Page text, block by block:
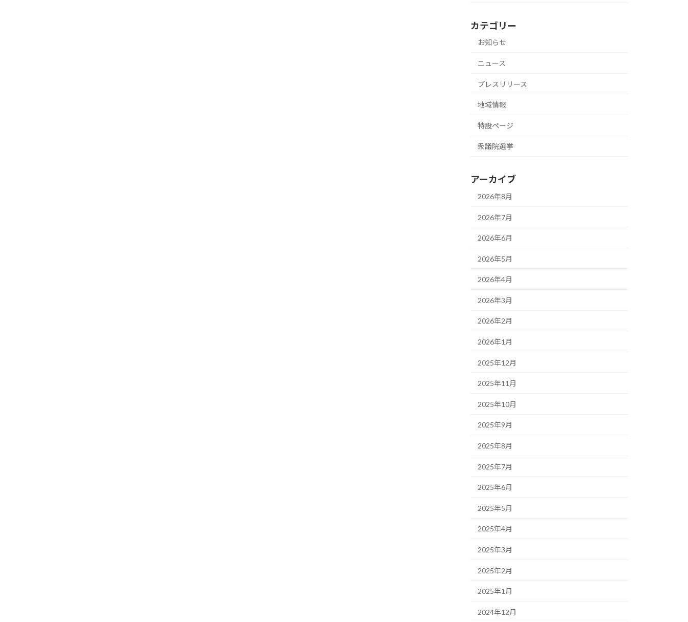
カテゴリー
お知らせ
ニュース
プレスリリース
地域情報
特設ページ
衆議院選挙
アーカイブ
2026年8月
2026年7月
2026年6月
2026年5月
2026年4月
2026年3月
2026年2月
2026年1月
2025年12月
2025年11月
2025年10月
2025年9月
2025年8月
2025年7月
2025年6月
2025年5月
2025年4月
2025年3月
2025年2月
2025年1月
2024年12月